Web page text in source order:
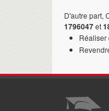
D'autre part,
1796047et
Réaliser